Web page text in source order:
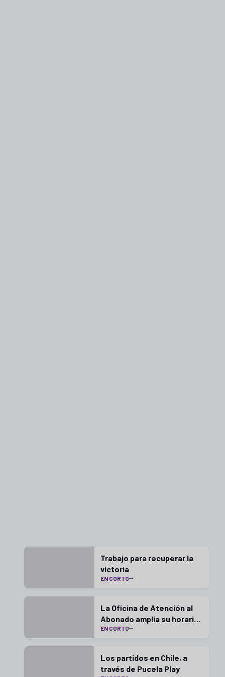
Trabajo para recuperar la
victoria
EN CORTO
La Oficina de Atención al
Abonado amplía su horario
este lunes
EN CORTO
Los partidos en Chile, a
través de Pucela Play